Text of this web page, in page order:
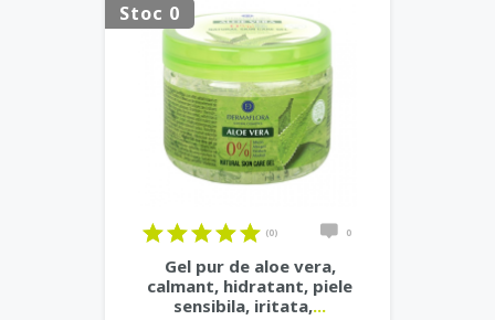
Stoc 0
(0) 0
Gel pur de aloe vera,
calmant, hidratant, piele
sensibila, iritata,...